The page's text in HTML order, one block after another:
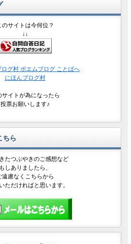
のサイトは今何位？
↓↓
にほんブログ村
サイトが為になったら
投票お願いします♪
ちら
たつぶやきのご感想など
もしありましたら、
遠慮なくこちらから
ただければと思います。